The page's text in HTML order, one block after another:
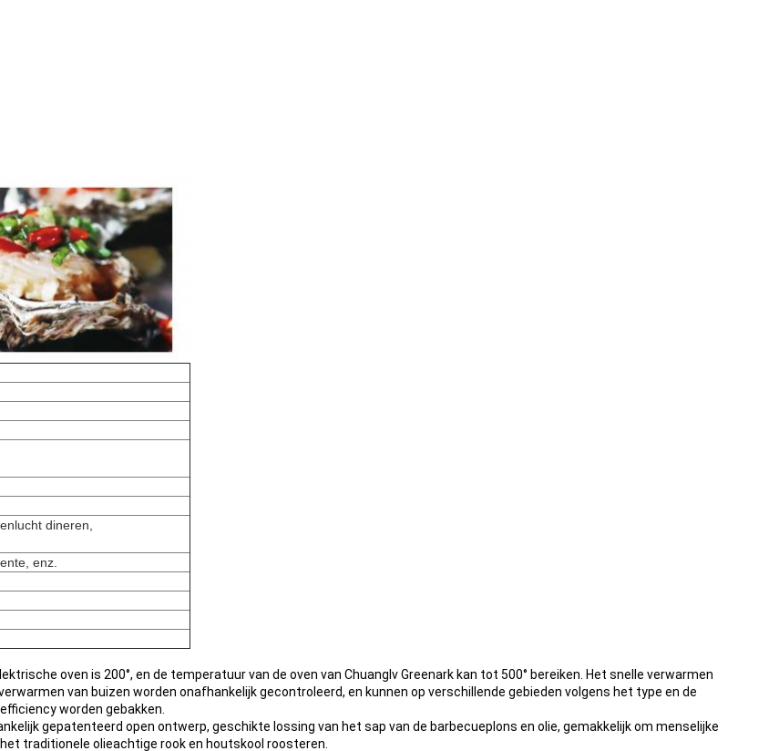
dineren,
enz.
oven is 200°, en de temperatuur van de oven van Chuanglv Greenark kan tot 500° bereiken. Het snelle verwarmen
van buizen worden onafhankelijk gecontroleerd, en kunnen op verschillende gebieden volgens het type en de
worden gebakken.
gepatenteerd open ontwerp, geschikte lossing van het sap van de barbecueplons en olie, gemakkelijk om menselijke
traditionele olieachtige rook en houtskool roosteren.